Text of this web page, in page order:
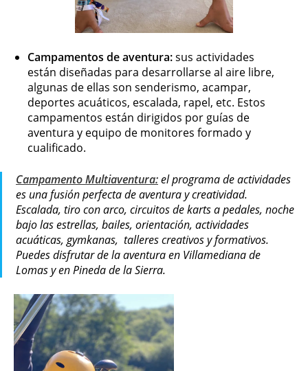
Campamentos de aventura:sus actividades
están diseñadas para desarrollarse al aire libre,
algunas de ellas son senderismo, acampar,
deportes acuáticos, escalada, rapel, etc. Estos
campamentos están dirigidos por guías de
aventura y equipo de monitores formado y
cualificado.
CampamentoMultiaventura:el programa de actividades
es una fusión perfecta de aventura y creatividad.
Escalada, tiro con arco, circuitos de karts a pedales, noche
bajo las estrellas, bailes, orientación, actividades
acuáticas, gymkanas, talleres creativos y formativos.
Puedes disfrutar de la aventura en Villamediana de
Lomas y en Pineda de la Sierra.